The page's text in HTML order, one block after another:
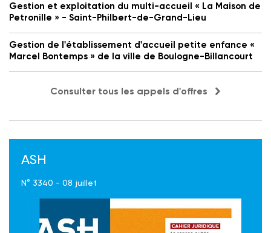
Gestion et exploitation du multi-accueil « La Maison de
Petronille » - Saint-Philbert-de-Grand-Lieu
Gestion de l'établissement d'accueil petite enfance «
Marcel Bontemps » de la ville de Boulogne-Billancourt
Consulter tous les appels d'offres
ASH
N° 3340 - 08 juillet